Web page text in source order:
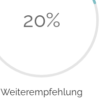
20%
Weiterempfehlung